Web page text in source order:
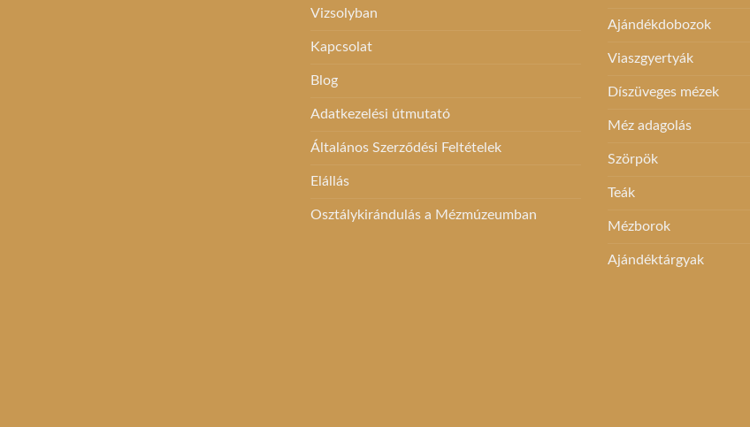
Vizsolyban
Kapcsolat
Blog
Adatkezelési útmutató
Általános Szerződési Feltételek
Elállás
Osztálykirándulás a Mézmúzeumban
Ajándékdobozok
Viaszgyertyák
Díszüveges mézek
Méz adagolás
Szörpök
Teák
Mézborok
Ajándéktárgyak